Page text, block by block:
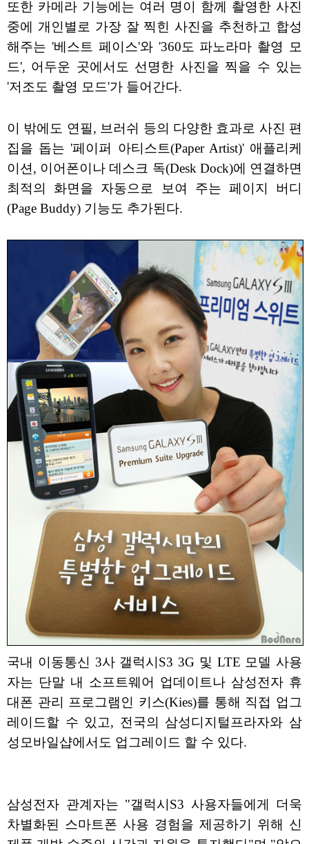
또한 카메라 기능에는 여러 명이 함께 촬영한 사진
중에 개인별로 가장 잘 찍힌 사진을 추천하고 합성
해주는 '베스트 페이스'와 '360도 파노라마 촬영 모
드', 어두운 곳에서도 선명한 사진을 찍을 수 있는
'저조도 촬영 모드'가 들어간다.
이 밖에도 연필, 브러쉬 등의 다양한 효과로 사진 편
집을 돕는 '페이퍼 아티스트(Paper Artist)' 애플리케
이션, 이어폰이나 데스크 독(Desk Dock)에 연결하면
최적의 화면을 자동으로 보여 주는 페이지 버디
(Page Buddy) 기능도 추가된다.
국내 이동통신 3사 갤럭시S3 3G 및 LTE 모델 사용
자는 단말 내 소프트웨어 업데이트나 삼성전자 휴
대폰 관리 프로그램인 키스(Kies)를 통해 직접 업그
레이드할 수 있고, 전국의 삼성디지털프라자와 삼
성모바일샵에서도 업그레이드 할 수 있다.
삼성전자 관계자는 "갤럭시S3 사용자들에게 더욱
차별화된 스마트폰 사용 경험을 제공하기 위해 신